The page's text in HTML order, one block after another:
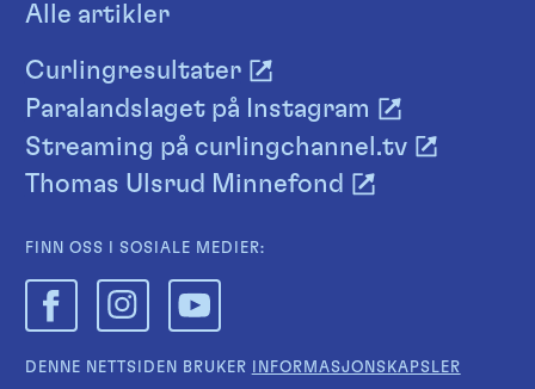
Alle artikler
Curlingresultater
Paralandslaget på Instagram
Streaming på curlingchannel.tv
Thomas Ulsrud Minnefond
FINN OSS I SOSIALE MEDIER:
DENNE NETTSIDEN BRUKER INFORMASJONSKAPSLER